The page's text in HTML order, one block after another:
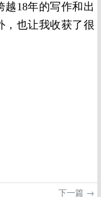
18年的写作和出
，也让我收获了很
下一篇 →